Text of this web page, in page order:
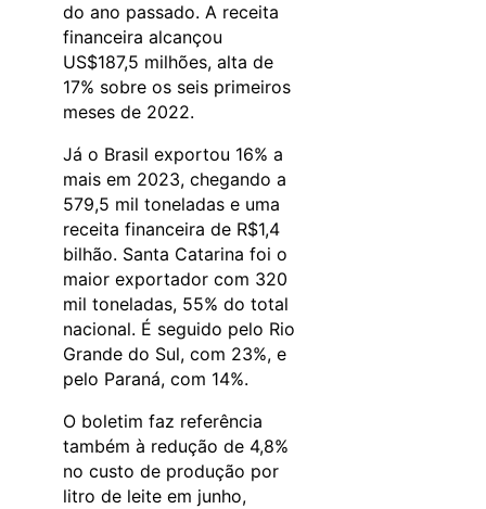
do ano passado. A receita
financeira alcançou
US$187,5 milhões, alta de
17% sobre os seis primeiros
meses de 2022.
Já o Brasil exportou 16% a
mais em 2023, chegando a
579,5 mil toneladas e uma
receita financeira de R$1,4
bilhão. Santa Catarina foi o
maior exportador com 320
mil toneladas, 55% do total
nacional. É seguido pelo Rio
Grande do Sul, com 23%, e
pelo Paraná, com 14%.
O boletim faz referência
também à redução de 4,8%
no custo de produção por
litro de leite em junho,